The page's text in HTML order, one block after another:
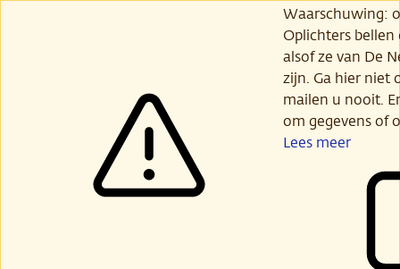
Waarschuwing:
Oplichters
alsof ze van De
zijn. Ga hier niet
mailen u nooit.
om gegevens of
Lees meer